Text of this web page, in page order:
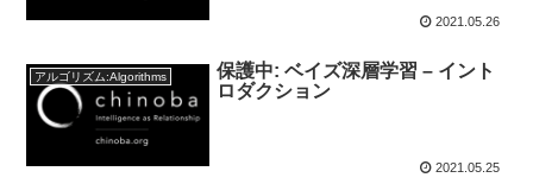
2021.05.26
アルゴリズム:Algorithms
保護中: ベイズ深層学習 – イント
ロダクション
2021.05.25